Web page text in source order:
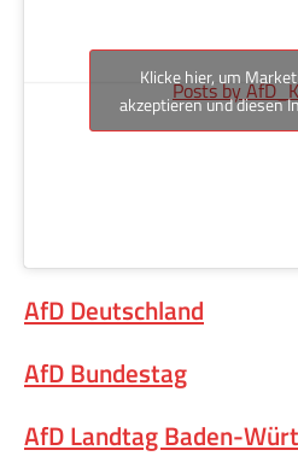
Posts by
Klicke hier, um
akzeptieren und diesen
AfD Deutschland
AfD Bundestag
AfD Landtag Baden-